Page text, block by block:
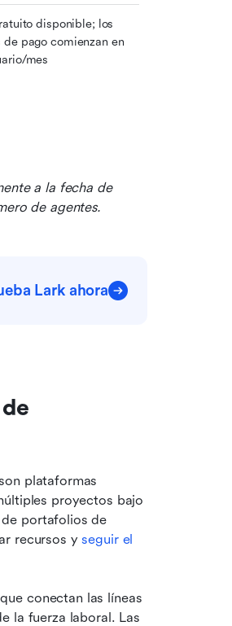
disponible; los
de pago comienzan en
mes
a la fecha de
de agentes.
Lark ahora
plataformas
proyectos bajo
portafolios de
recursos y seguir el
conectan las líneas
la fuerza laboral. Las